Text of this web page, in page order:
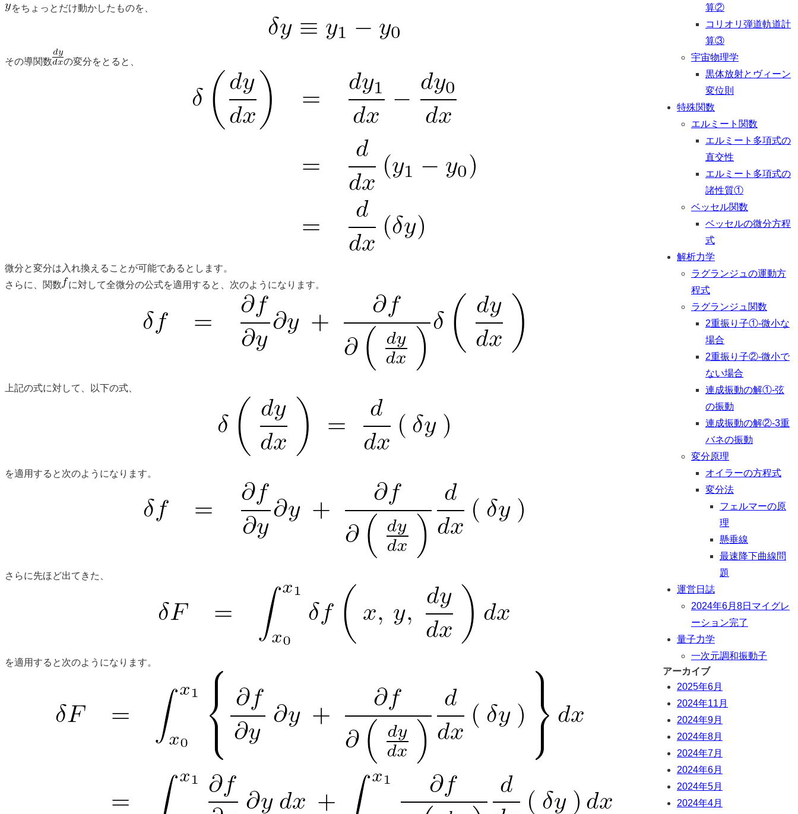
をちょっとだけ動かしたものを、
その導関数 の変分をとると、
微分と変分は入れ換えることが可能であるとします。
さらに、関数
に対して全微分の公式を適用すると、次のようになります。
上記の式に対して、以下の式、
を適用すると次のようになります。
さらに先ほど出てきた、
を適用すると次のようになります。
算②
コリオリ弾道軌道計
算③
宇宙物理学
黒体放射とヴィーン
変位則
特殊関数
エルミート関数
エルミート多項式の
直交性
エルミート多項式の
諸性質①
ベッセル関数
ベッセルの微分方程
式
解析力学
ラグランジュの運動方
程式
ラグランジュ関数
2重振り子①-微小な
場合
2重振り子②-微小で
ない場合
連成振動の解①-弦
の振動
連成振動の解②-3重
バネの振動
変分原理
オイラーの方程式
変分法
フェルマーの原
理
懸垂線
最速降下曲線問
題
運営日誌
2024年6月8日マイグレ
ーション完了
量子力学
一次元調和振動子
アーカイブ
2025年6月
2024年11月
2024年9月
2024年8月
2024年7月
2024年6月
2024年5月
2024年4月